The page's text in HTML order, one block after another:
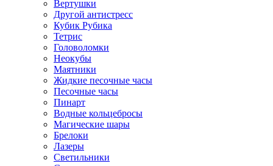
Вертушки
Другой антистресс
Кубик Рубика
Тетрис
Головоломки
Неокубы
Маятники
Жидкие песочные часы
Песочные часы
Пинарт
Водные кольцебросы
Магические шары
Брелоки
Лазеры
Светильники